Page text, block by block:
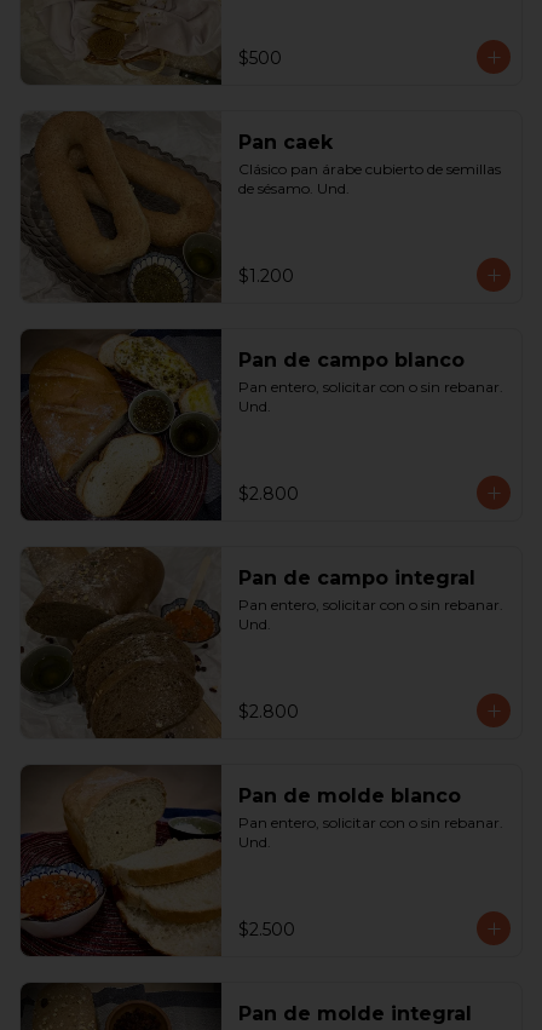
$500
Pan caek
Clásico pan árabe cubierto de semillas
de sésamo. Und.
$1.200
Pan de campo blanco
Pan entero, solicitar con o sin rebanar.
Und.
$2.800
Pan de campo integral
Pan entero, solicitar con o sin rebanar.
Und.
$2.800
Pan de molde blanco
Pan entero, solicitar con o sin rebanar.
Und.
$2.500
Pan de molde integral